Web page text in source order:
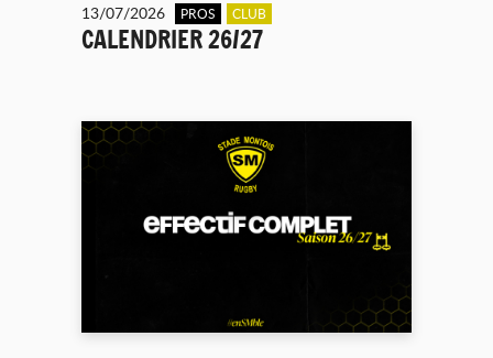
13/07/2026 PROS CLUB
CALENDRIER 26/27